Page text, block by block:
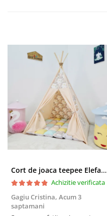
Cort de joaca teepee Elefanti - bej
Achizitie verificata
Gagiu Cristina, Acum 3
saptamani